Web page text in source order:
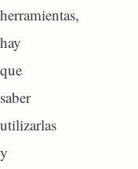
herramientas,
hay
que
saber
utilizarlas
y